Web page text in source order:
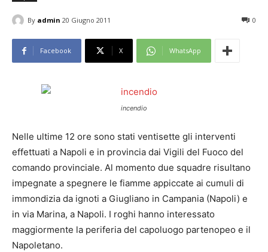
By admin 20 Giugno 2011 0
Facebook X WhatsApp
incendio
Nelle ultime 12 ore sono stati ventisette gli interventi
effettuati a Napoli e in provincia dai Vigili del Fuoco del
comando provinciale. Al momento due squadre risultano
impegnate a spegnere le fiamme appiccate ai cumuli di
immondizia da ignoti a Giugliano in Campania (Napoli) e
in via Marina, a Napoli. I roghi hanno interessato
maggiormente la periferia del capoluogo partenopeo e il
Napoletano.